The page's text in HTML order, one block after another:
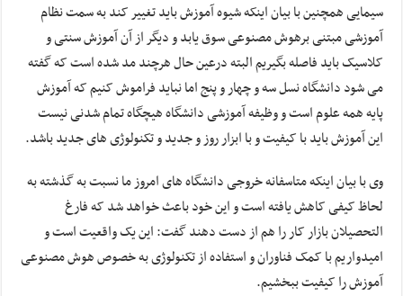
سیمایی همچنین با بیان اینکه شیوه آموزش باید تغییر کند به سمت نظام
آموزشی مبتنی برهوش مصنوعی سوق یابد و دیگر از آن آموزش سنتی و
کلاسیک باید فاصله بگیریم البته درعین حال هرچند مد شده است که گفته
می شود دانشگاه نسل سه و چهار و پنج اما نباید فراموش کنیم که آموزش
پایه همه علوم است و وظیفه آموزشی دانشگاه هیچگاه تمام شدنی نیست
این آموزش باید با کیفیت و با ابزار روز و جدید و تکنولوژی های جدید باشد.
وی با بیان اینکه متاسفانه خروجی دانشگاه های امروز ما نسبت به گذشته به
لحاظ کیفی کاهش یافته است و این خود باعث خواهد شد که فارغ
التحصیلان بازار کار را هم از دست دهند گفت: این یک واقعیت است و
امیدواریم با کمک فناوران و استفاده از تکنولوژی به خصوص هوش مصنوعی
آموزش را کیفیت ببخشیم.